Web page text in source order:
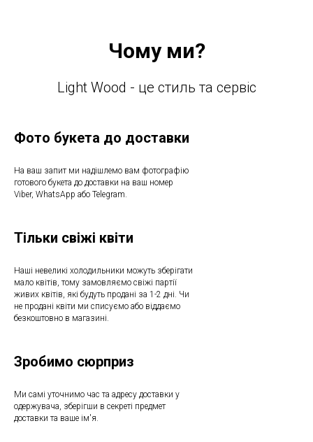
Чому ми?
Light Wood - це стиль та сервіс
Фото букета до доставки
На ваш запит ми надішлемо вам фотографію
готового букета до доставки на ваш номер
Viber, WhatsApp або Telegram.
Тільки свіжі квіти
Наші невеликі холодильники можуть зберігати
мало квітів, тому замовляємо свіжі партії
живих квітів, які будуть продані за 1-2 дні. Чи
не продані квіти ми списуємо або віддаємо
безкоштовно в магазині.
Зробимо сюрприз
Ми самі уточнимо час та адресу доставки у
одержувача, зберігши в секреті предмет
доставки та ваше ім'я.